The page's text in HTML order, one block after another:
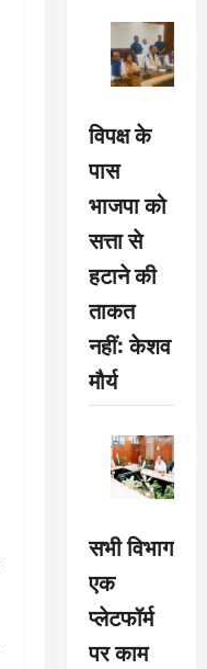
विपक्ष के
पास
भाजपा को
सत्ता से
हटाने की
ताकत
नहीं: केशव
मौर्य
सभी विभाग
एक
प्लेटफॉर्म
पर काम